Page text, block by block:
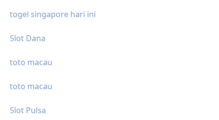
togel singapore hari ini
Slot Dana
toto macau
toto macau
Slot Pulsa